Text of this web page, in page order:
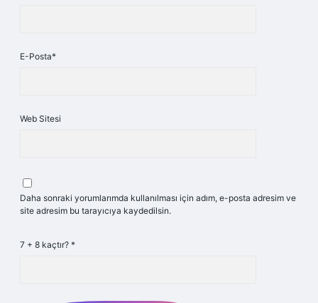
E-Posta*
Web Sitesi
Daha sonraki yorumlarımda kullanılması için adım, e-posta adresim ve
site adresim bu tarayıcıya kaydedilsin.
7 + 8 kaçtır? *